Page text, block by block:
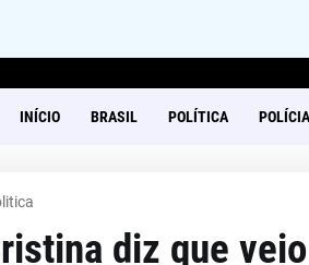
INÍCIO BRASIL POLÍTICA POLÍCIA
diz que